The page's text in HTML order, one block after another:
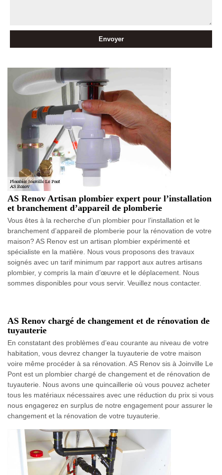
AS Renov Artisan plombier expert pour l’installation
et branchement d’appareil de plomberie
Vous êtes à la recherche d’un plombier pour l’installation et le
branchement d’appareil de plomberie pour la rénovation de votre
maison? AS Renov est un artisan plombier expérimenté et
spécialiste en la matière. Nous vous proposons des travaux
soignés avec un tarif minimum par rapport aux autres artisans
plombier, y compris la main d’œuvre et le déplacement. Nous
sommes disponibles pour vous servir. Veuillez nous contacter.
AS Renov chargé de changement et de rénovation de
tuyauterie
En constatant des problèmes d’eau courante au niveau de votre
habitation, vous devrez changer la tuyauterie de votre maison
voire même procéder à sa rénovation. AS Renov sis à Joinville Le
Pont est un plombier chargé de changement et de rénovation de
tuyauterie. Nous avons une quincaillerie où vous pouvez acheter
tous les matériaux nécessaires avec une réduction du prix si vous
nous engagerez en surplus de notre engagement pour assurer le
changement et la rénovation de votre tuyauterie.